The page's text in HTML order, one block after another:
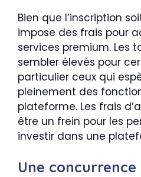
Bien que l’inscription
impose des frais pour
services premium. Les
sembler élevés pour
particulier ceux qui
pleinement des
plateforme. Les frais
être un frein pour les
investir dans une
Une